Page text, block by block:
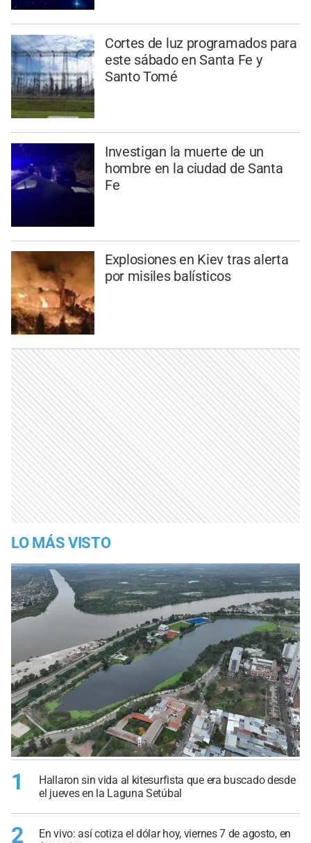
Cortes de luz programados para
este sábado en Santa Fe y
Santo Tomé
Investigan la muerte de un
hombre en la ciudad de Santa
Fe
Explosiones en Kiev tras alerta
por misiles balísticos
LO MÁS VISTO
1
Hallaron sin vida al kitesurfista que era buscado desde
el jueves en la Laguna Setúbal
2
En vivo: así cotiza el dólar hoy, viernes 7 de agosto, en